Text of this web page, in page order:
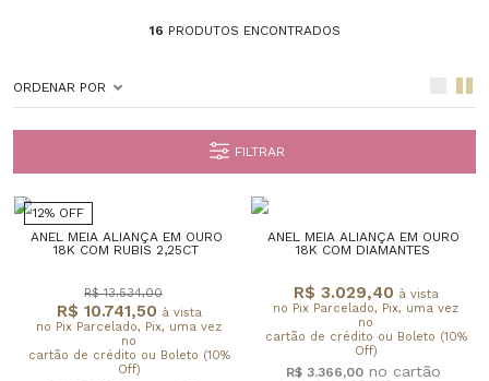
16 PRODUTOS ENCONTRADOS
ORDENAR POR
FILTRAR
12% OFF
ANEL MEIA ALIANÇA EM OURO
18K COM RUBIS 2,25CT
R$ 10.741,50 à vista
no Pix Parcelado, Pix, uma vez
no
cartão de crédito ou Boleto (10%
Off)
R$ 13.534,00
ANEL MEIA ALIANÇA EM OURO
18K COM DIAMANTES
R$ 3.029,40 à vista
no Pix Parcelado, Pix, uma vez
no
cartão de crédito ou Boleto (10%
Off)
R$ 3.366,00